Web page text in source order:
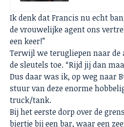
Ik denk dat Francis nu echt
de vrouwelijke agent ons
een keer!”
Terwijl we terugliepen naar de
de sleutels toe. “Rijd jij dan
Dus daar was ik, op weg naar
stuur van deze enorme
truck/tank.
Bij het eerste dorp over de
biertje bij een bar, waar een